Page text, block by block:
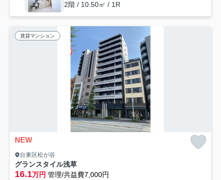
2階 / 10.50㎡ / 1R
賃貸マンション
NEW
台東区松が谷
グランスタイル浅草
16.1万円 管理/共益費7,000円